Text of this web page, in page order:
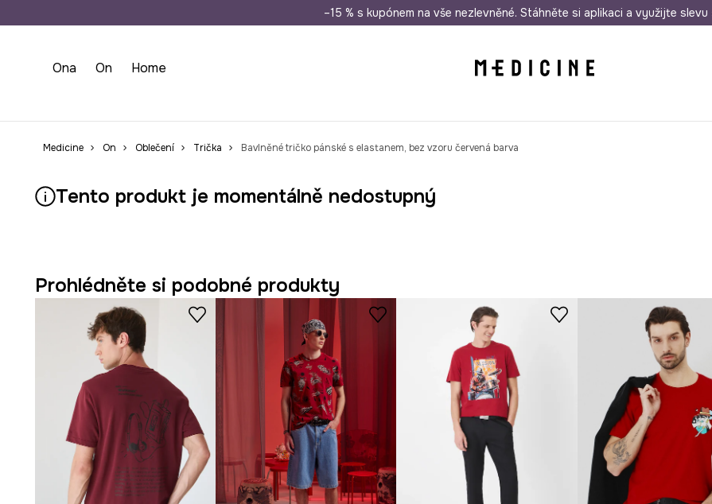
Doprava zdarma při nákupu nad 1 200 Kč Odeslání i do 24 hodin 30
–15 % s kupónem na vše nezlevněné. Stáhněte si aplikaci a využijte slevu
Ona On Home
Medicine On Oblečení Trička Bavlněné tričko pánské s elastanem, bez vzoru červená barva
Tento produkt je momentálně nedostupný
Prohlédněte si podobné produkty